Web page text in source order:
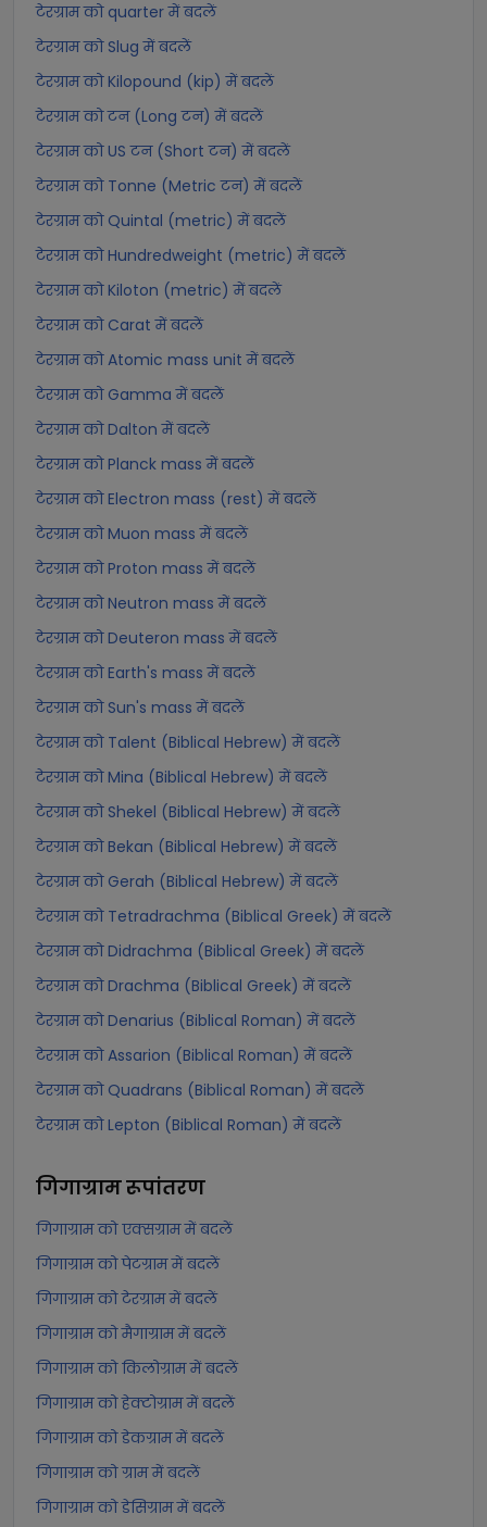
टेरग्राम को quarter में बदलें
टेरग्राम को Slug में बदलें
टेरग्राम को Kilopound (kip) में बदलें
टेरग्राम को टन (Long टन) में बदलें
टेरग्राम को US टन (Short टन) में बदलें
टेरग्राम को Tonne (Metric टन) में बदलें
टेरग्राम को Quintal (metric) में बदलें
टेरग्राम को Hundredweight (metric) में बदलें
टेरग्राम को Kiloton (metric) में बदलें
टेरग्राम को Carat में बदलें
टेरग्राम को Atomic mass unit में बदलें
टेरग्राम को Gamma में बदलें
टेरग्राम को Dalton में बदलें
टेरग्राम को Planck mass में बदलें
टेरग्राम को Electron mass (rest) में बदलें
टेरग्राम को Muon mass में बदलें
टेरग्राम को Proton mass में बदलें
टेरग्राम को Neutron mass में बदलें
टेरग्राम को Deuteron mass में बदलें
टेरग्राम को Earth's mass में बदलें
टेरग्राम को Sun's mass में बदलें
टेरग्राम को Talent (Biblical Hebrew) में बदलें
टेरग्राम को Mina (Biblical Hebrew) में बदलें
टेरग्राम को Shekel (Biblical Hebrew) में बदलें
टेरग्राम को Bekan (Biblical Hebrew) में बदलें
टेरग्राम को Gerah (Biblical Hebrew) में बदलें
टेरग्राम को Tetradrachma (Biblical Greek) में बदलें
टेरग्राम को Didrachma (Biblical Greek) में बदलें
टेरग्राम को Drachma (Biblical Greek) में बदलें
टेरग्राम को Denarius (Biblical Roman) में बदलें
टेरग्राम को Assarion (Biblical Roman) में बदलें
टेरग्राम को Quadrans (Biblical Roman) में बदलें
टेरग्राम को Lepton (Biblical Roman) में बदलें
गिगाग्रामरूपांतरण
गिगाग्राम को एक्सग्राम में बदलें
गिगाग्राम को पेटग्राम में बदलें
गिगाग्राम को टेरग्राम में बदलें
गिगाग्राम को मैगाग्राम में बदलें
गिगाग्राम को किलोग्राम में बदलें
गिगाग्राम को हेक्टोग्राम में बदलें
गिगाग्राम को डेकग्राम में बदलें
गिगाग्राम को ग्राम में बदलें
गिगाग्राम को डेसिग्राम में बदलें